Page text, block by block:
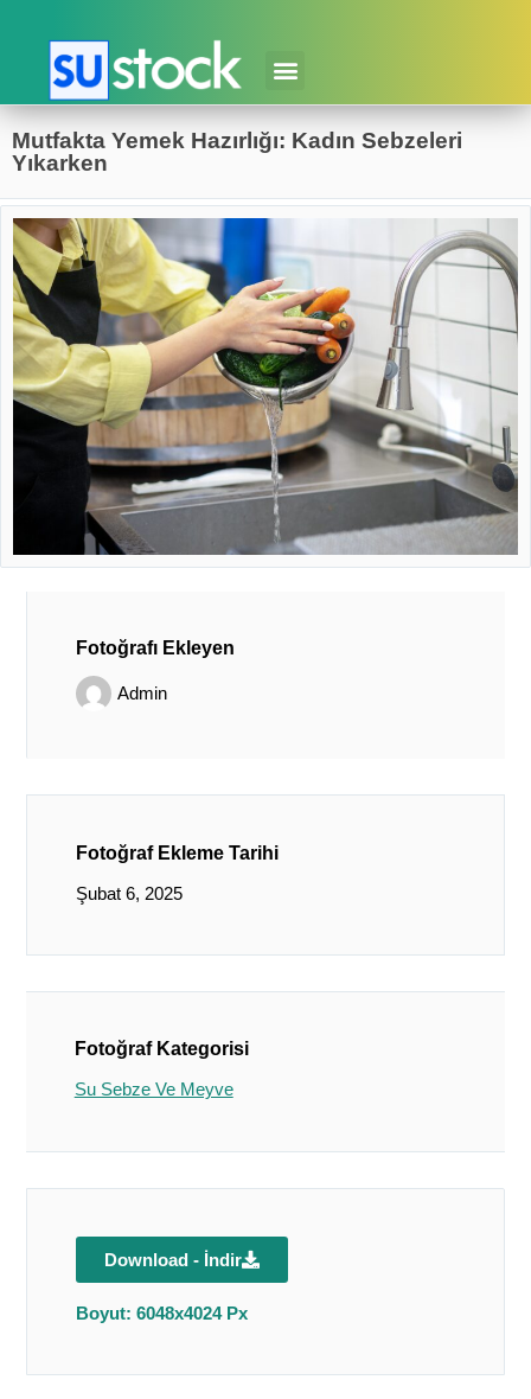
Mutfakta Yemek Hazırlığı: Kadın Sebzeleri
Yıkarken
Fotoğrafı Ekleyen
Admin
Fotoğraf Ekleme Tarihi
Şubat 6, 2025
Fotoğraf Kategorisi
Su Sebze Ve Meyve
Download - İndir
Boyut: 6048x4024 Px